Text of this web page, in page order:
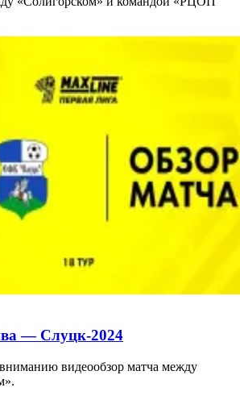
— Слуцк-2024
видеообзор матча между